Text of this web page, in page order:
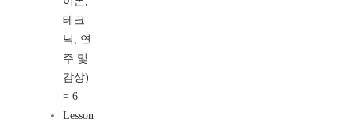
테크
닉, 연
주 및
감상)
= 6
Lesson